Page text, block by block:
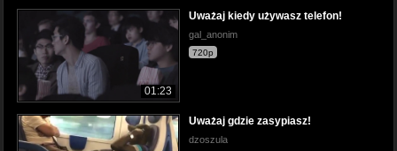
01:23
Uważaj kiedy używasz telefon!
gal_anonim
720p
Uważaj gdzie zasypiasz!
dzoszula